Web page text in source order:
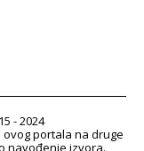
- 2024
portala na druge
navođenje izvora.